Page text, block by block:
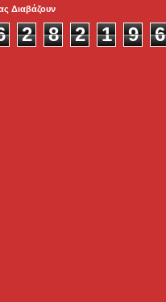
Διαβάζουν
2 8 2 1 9 6